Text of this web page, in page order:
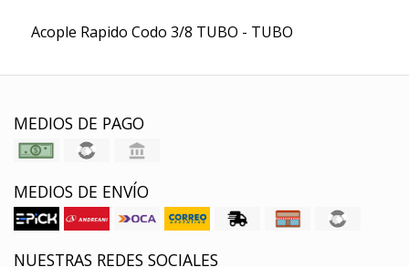
Acople Rapido Codo 3/8 TUBO - TUBO
MEDIOS DE PAGO
MEDIOS DE ENVÍO
NUESTRAS REDES SOCIALES